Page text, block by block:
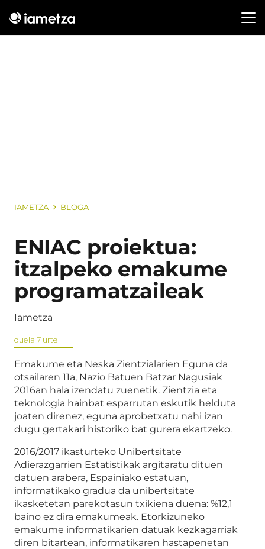
IAMETZA BLOGA
ENIAC proiektua:
itzalpeko emakume
programatzaileak
Iametza
duela 7 urte
Emakume eta Neska Zientzialarien Eguna da
otsailaren 11a, Nazio Batuen Batzar Nagusiak
2016an hala izendatu zuenetik. Zientzia eta
teknologia hainbat esparrutan eskutik helduta
joaten direnez, eguna aprobetxatu nahi izan
dugu gertakari historiko bat gurera ekartzeko.
2016/2017 ikasturteko Unibertsitate
Adierazgarrien Estatistikak argitaratu dituen
datuen arabera, Espainiako estatuan,
informatikako gradua da unibertsitate
ikasketetan parekotasun txikiena duena: %12,1
baino ez dira emakumeak. Etorkizuneko
emakume informatikarien datuak kezkagarriak
diren bitartean, informatikaren hastapenetan